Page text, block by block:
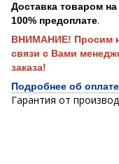
Доставка товаром
100% предоплате.
ВНИМАНИЕ! Просим
связи с Вами
заказа!
Подробнее об оплате
Гарантия от